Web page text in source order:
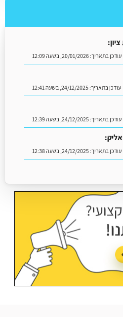
עודכן בתאריך:24/12/2025, בשעה 12:41
עודכן בתאריך:24/12/2025, בשעה 12:39
עודכן בתאריך:24/12/2025, בשעה 12:38
עודכן בתאריך:18/05/2026, בשעה 13:13